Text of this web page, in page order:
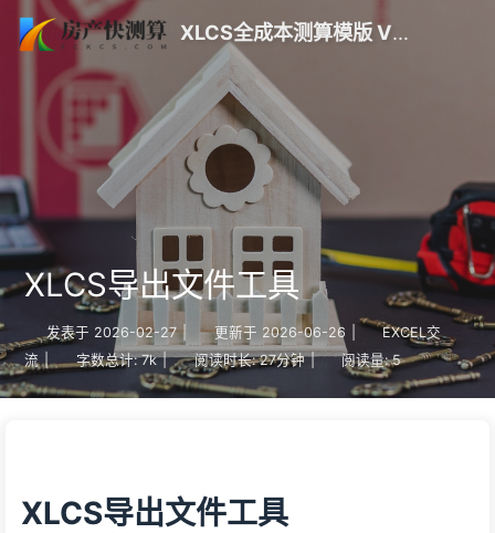
XLCS全成本测算模版 V10 更新 | 房产快测算
XLCS导出文件工具
发表于 2026-02-27 | 更新于 2026-06-26
EXCEL交
流 | 字数总计: 7k | 阅读时长: 27分钟 | 阅读量: 5
XLCS导出文件工具